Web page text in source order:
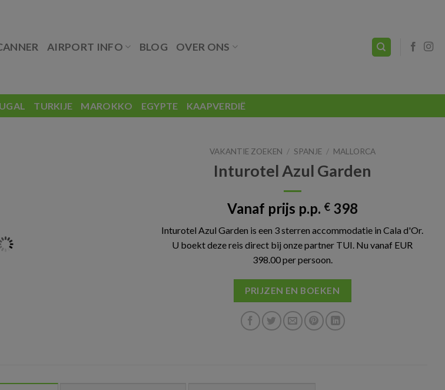
AIRPORT INFO BLOG OVER ONS
TURKIJE MAROKKO EGYPTE KAAPVERDIË
VAKANTIE ZOEKEN / SPANJE / MALLORCA
Inturotel Azul Garden
Vanaf prijs p.p. €398
Inturotel Azul Garden is een 3 sterren accommodatie in Cala d'Or.
U boekt deze reis direct bij onze partner TUI. Nu vanaf EUR
398.00 per persoon.
PRIJZEN EN BOEKEN